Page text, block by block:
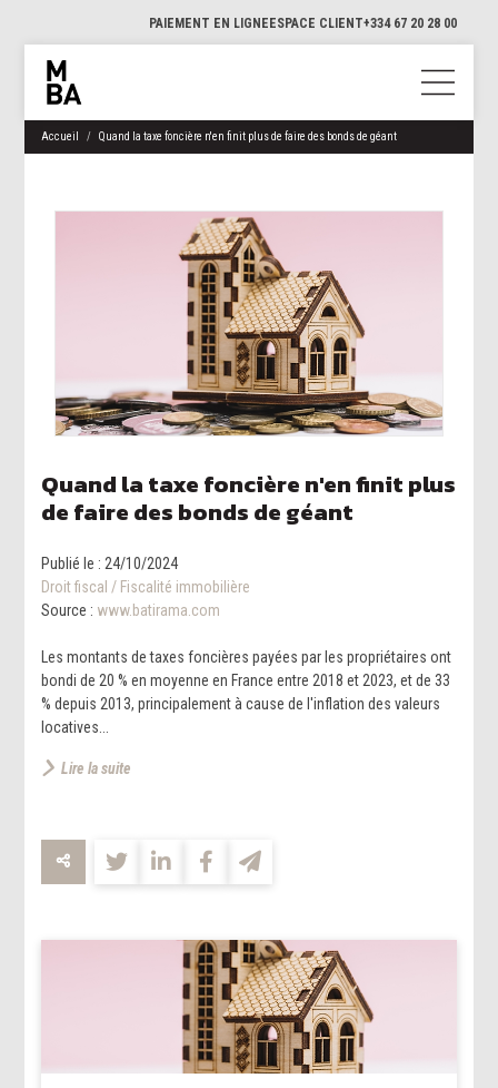
PAIEMENT EN LIGNEESPACE CLIENT+334 67 20 28 00
Accueil Quand la taxe foncière n'en finit plus de faire des bonds de géant
Quand la taxe foncière n'en finit plus
de faire des bonds de géant
Publié le : 24/10/2024
Droit fiscal / Fiscalité immobilière
Source : www.batirama.com
Les montants de taxes foncières payées par les propriétaires ont
bondi de 20 % en moyenne en France entre 2018 et 2023, et de 33
% depuis 2013, principalement à cause de l'inflation des valeurs
locatives...
Lire la suite